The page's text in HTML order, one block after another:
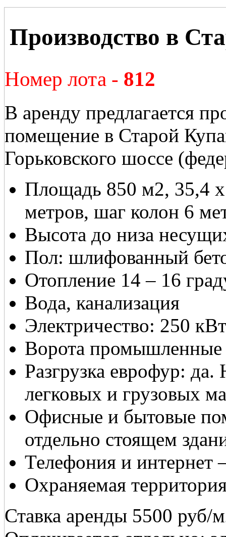
Производство в
Номер лота - 812
В аренду предлагается
помещение в Старой
Горьковского шоссе
Площадь 850 м2, 35,4 x
метров, шаг колон 6
Высота до низа
Пол: шлифованный
Отопление 14 – 16
Вода, канализация
Электричество: 250
Ворота
Разгрузка еврофур: да.
легковых и грузовых
Офисные и бытовые
отдельно стоящем
Телефония и интернет
Охраняемая
Ставка аренды 5500